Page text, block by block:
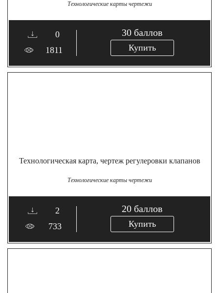
Технологические карты чертежи
0
1811
30 баллов
Купить
Технологическая карта, чертеж регулеровки клапанов
Технологические карты чертежи
2
733
20 баллов
Купить